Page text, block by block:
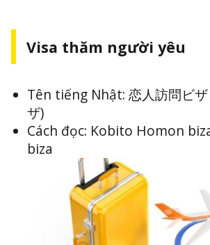
Visa thăm người yêu
Tên tiếng Nhật: 恋人訪問ビ
ザ)
Cách đọc: Kobito Homon
biza